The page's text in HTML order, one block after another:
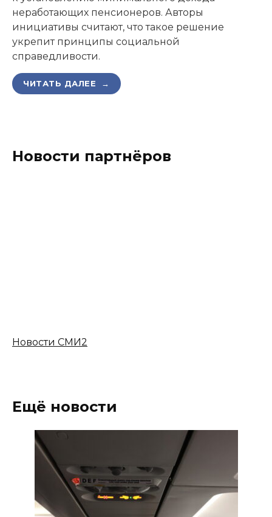
неработающих пенсионеров. Авторы
инициативы считают, что такое решение
укрепит принципы социальной
справедливости.
ЧИТАТЬ ДАЛЕЕ →
Новости партнёров
Новости СМИ2
Ещё новости